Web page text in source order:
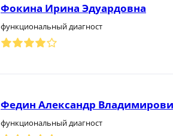
Фокина Ирина Эдуардовна
функциональный диагност
Федин Александр
функциональный диагност